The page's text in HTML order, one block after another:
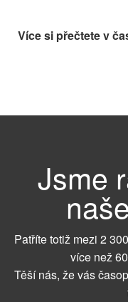
Více si přečtete v
Jsme
Patříte totiž mezi 2
více než
Těší nás, že vás